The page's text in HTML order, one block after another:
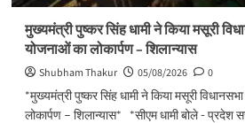
प्रगति
समीक्षा
मुख्यमंत्री पुष्कर सिंह धामी ने किया मसूरी
योजनाओं का लोकार्पण – शिलान्यास
Shubham Thakur 05/08/2026
0
*मुख्यमंत्री पुष्कर सिंह धामी ने किया मसूरी
लोकार्पण – शिलान्यास* *सीएम धामी बोले - प्रदेश